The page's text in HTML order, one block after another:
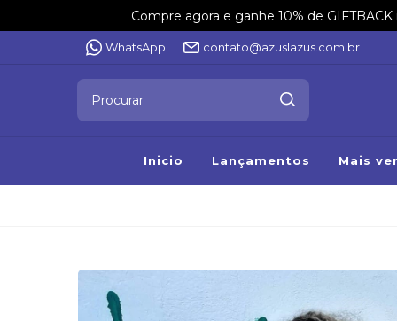
Compre agora e ganhe 10% de
WhatsApp contato@azuslazus.com.br
Inicio Lançamentos Mais